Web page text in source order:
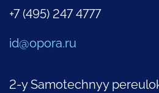
+7 (495) 247 4777
id@opora.ru
2-y Samotechnyy